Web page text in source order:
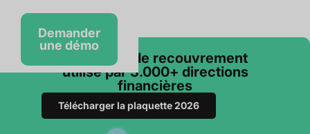
Demander
une démo
Le logiciel de recouvrement
utilisé par 3.000+ directions
financières
Télécharger la plaquette 2026